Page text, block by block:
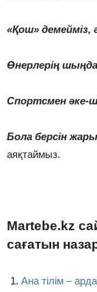
«Қош» демейміз,
Өнерлерің
Спортсмен әке-
Бола берсін
аяқтаймыз.
Martebe.kz
сағатын
Ана тілім –